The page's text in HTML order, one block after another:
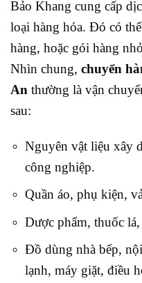
Bảo Khang cung cấp
loại hàng hóa. Đó có
hàng, hoặc gói hàng
Nhìn chung, chuyển
An thường là vận
sau:
Nguyên vật liệu xây
công nghiệp.
Quần áo, phụ kiện,
Dược phẩm, thuốc
Đồ dùng nhà bếp,
lạnh, máy giặt, điều